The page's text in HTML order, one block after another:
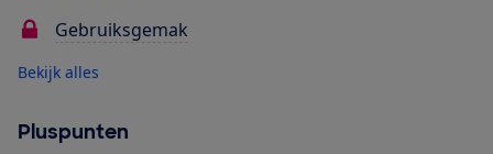
Gebruiksgemak
Bekijk alles
Pluspunten